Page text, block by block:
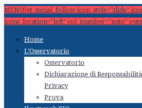
MENU[et_social_follow icon_style="slide"
icons_location="left" col_number="auto"
Home
L’Osservatorio
Osservatorio
Dichiarazione di
Privacy
Prova